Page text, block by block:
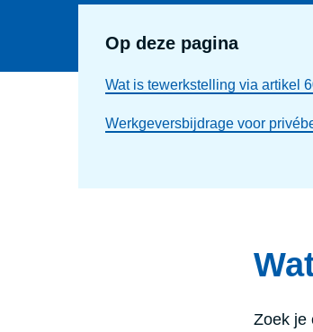
Op deze pagina
Wat is tewerkstelling via artikel
Werkgeversbijdrage voor
Zoek je